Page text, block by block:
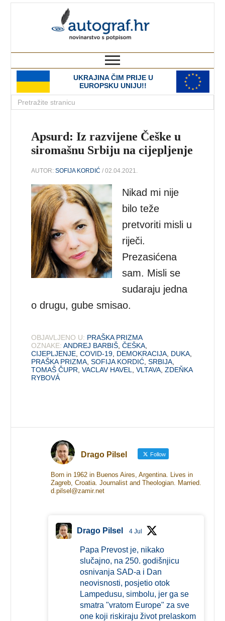
UKRAJINA ČIM PRIJE U
EUROPSKU UNIJU!!
Apsurd: Iz razvijene Češke u
siromašnu Srbiju na cijepljenje
AUTOR:SOFIJA KORDIĆ / 02.04.2021.
Nikad mi nije
bilo teže
pretvoriti misli u
riječi.
Prezasićena
sam. Misli se
sudaraju jedna
o drugu, gube smisao.
OBJAVLJENO U: PRAŠKA PRIZMA
OZNAKE: ANDREJ BARBIŠ ,ČEŠKA
CIJEPLJENJE ,COVID-19 DEMOKRACIJA DUKA
PRAŠKA PRIZMA ,SOFIJA KORDIĆ ,SRBIJA
TOMAŠ ČUPR ,VACLAV HAVEL ,VLTAVA ,ZDEŇKA
RYBOVÁ
Drago Pilsel Follow
Born in 1962 in Buenos Aires, Argentina. Lives in
Zagreb, Croatia. Journalist and Theologian. Married.
d.pilsel@zamir.net
Drago Pilsel 4 Jul
Papa Prevost je, nikako
slučajno, na 250. godišnjicu
osnivanja SAD-a i Dan
neovisnosti, posjetio otok
Lampedusu, simbolu, jer ga se
smatra "vratom Europe" za sve
one koji riskiraju život prelaskom